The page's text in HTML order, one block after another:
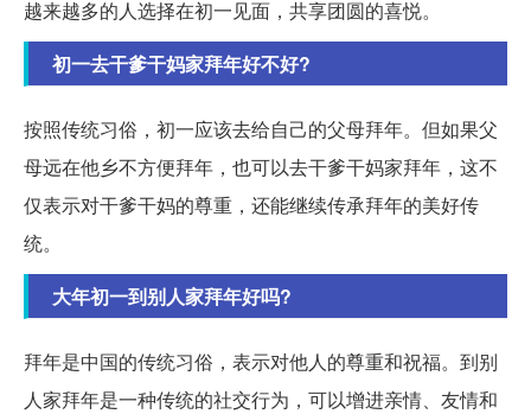
越来越多的人选择在初一见面，共享团圆的喜悦。
初一去干爹干妈家拜年好不好?
按照传统习俗，初一应该去给自己的父母拜年。但如果父
母远在他乡不方便拜年，也可以去干爹干妈家拜年，这不
仅表示对干爹干妈的尊重，还能继续传承拜年的美好传
统。
大年初一到别人家拜年好吗?
拜年是中国的传统习俗，表示对他人的尊重和祝福。到别
人家拜年是一种传统的社交行为，可以增进亲情、友情和